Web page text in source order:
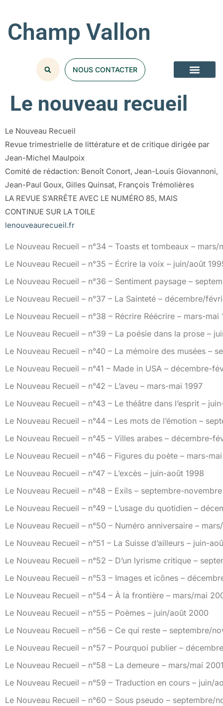
Champ Vallon
NOUS CONTACTER
Le nouveau recueil
Le Nouveau Recueil
Revue trimestrielle de littérature et de critique dirigée par
Jean-Michel Maulpoix
Comité de rédaction: Benoît Conort, Jean-Louis Giovannoni,
Jean-Paul Goux, Gilles Quinsat, François Trémolières
LA REVUE S’ARRÊTE AVEC LE NUMÉRO 85, MAIS
CONTINUE SUR LA TOILE
lenouveaurecueil.fr
LLe Nouveau Recueil – n°34 – Toasts et tombeaux – mars/
Le Nouveau Recueil – n°35 – Écrire la voix – juin/août
Le Nouveau Recueil – n°36 – Sentiment paysage –
Le Nouveau Recueil – n°37 – La Sainteté – décembre/
Le Nouveau Recueil – n°38 – Récrire Réécrire – mars-mai
Le Nouveau Recueil – n°39 – La poésie dans la prose –
Le Nouveau Recueil – n°40 – La mémoire des musées –
Le Nouveau Recueil – n°41 – Made in USA – décembre-
Le Nouveau Recueil – n°42 – L’aveu – mars-mai 1997
Le Nouveau Recueil – n°43 – Le théâtre dans l’esprit –
Le Nouveau Recueil – n°44 – Les mots de l’émotion –
Le Nouveau Recueil – n°45 – Villes arabes – décembre-
Le Nouveau Recueil – n°46 – Figures du poète – mars-
Le Nouveau Recueil – n°47 – L’excès – juin-août 1998
Le Nouveau Recueil – n°48 – Exils – septembre-
Le Nouveau Recueil – n°49 – L’usage du quotidien –
Le Nouveau Recueil – n°50 – Numéro anniversaire –
Le Nouveau Recueil – n°51 – La Suisse d’ailleurs – juin-
Le Nouveau Recueil – n°52 – D’un lyrisme critique –
Le Nouveau Recueil – n°53 – Images et icônes –
Le Nouveau Recueil – n°54 – À la frontière – mars/mai
Le Nouveau Recueil – n°55 – Poèmes – juin/août 2000
Le Nouveau Recueil – n°56 – Ce qui reste – septembre/
Le Nouveau Recueil – n°57 – Pourquoi publier –
Le Nouveau Recueil – n°58 – La demeure – mars/mai
Le Nouveau Recueil – n°59 – Traduction en cours – juin/
Le Nouveau Recueil – n°60 – Sous pseudo – septembre/